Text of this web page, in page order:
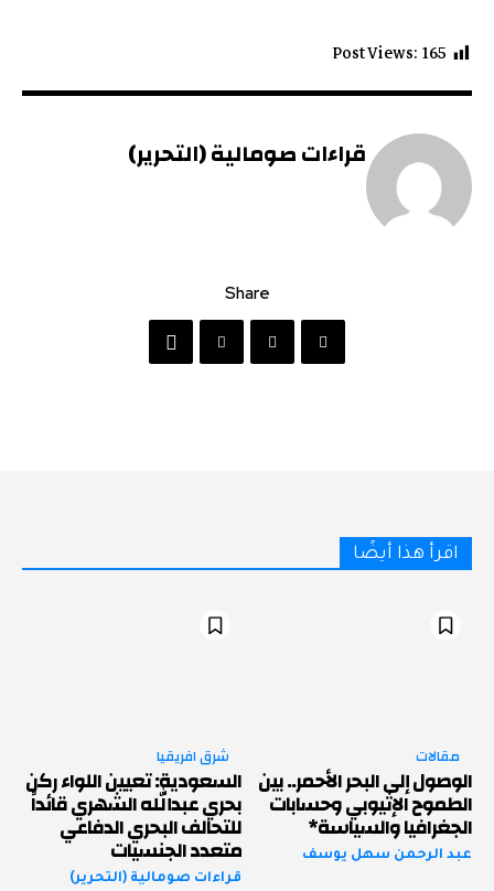
Post Views: 165
قراءات صومالية (التحرير)
Share
اقرأ هذا أيضًا
مقالات
الوصول إلى البحر الأحمر.. بين
الطموح الإثيوبي وحسابات
الجغرافيا والسياسة*
عبد الرحمن سهل يوسف
شرق افريقيا
السعودية: تعيين اللواء ركن
بحري عبدالله الشهري قائداً
للتحالف البحري الدفاعي
متعدد الجنسيات
قراءات صومالية (التحرير)